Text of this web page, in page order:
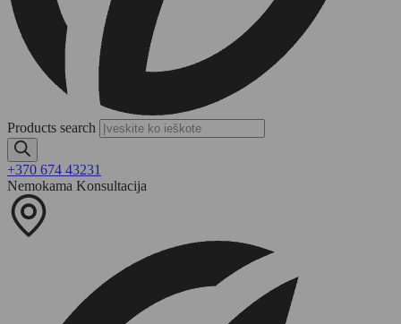
Products search
+370 674 43231
Nemokama Konsultacija